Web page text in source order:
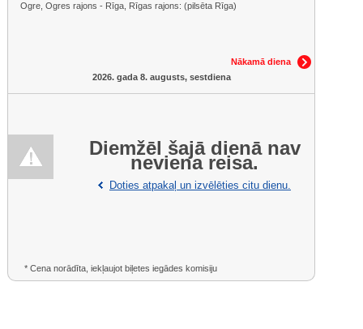
Ogre, Ogres rajons - Rīga, Rīgas rajons: (pilsēta Rīga)
Nākamā diena
2026. gada 8. augusts, sestdiena
Diemžēl šajā dienā nav
neviena reisa.
Doties atpakaļ un izvēlēties citu dienu.
* Cena norādīta, iekļaujot biļetes iegādes komisiju